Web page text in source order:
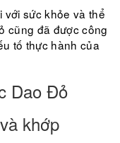
với sức khỏe và thể
cũng đã được công
tố thực hành của
Dao Đỏ
khớp